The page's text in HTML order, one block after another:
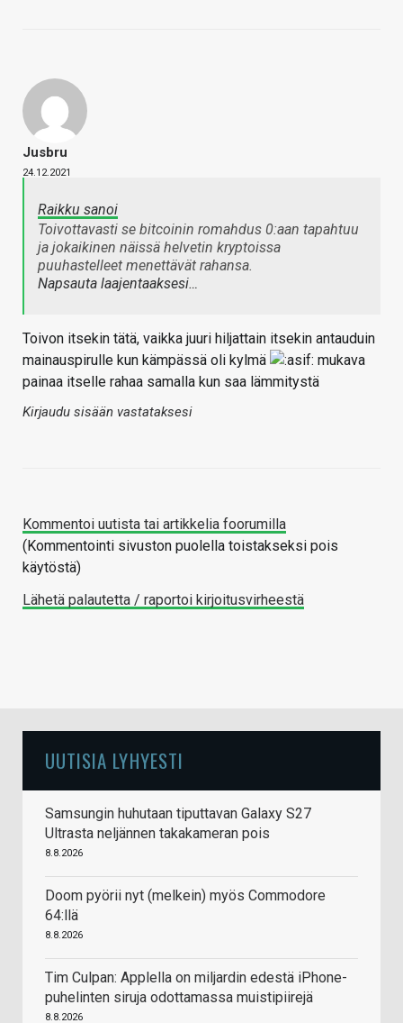
Jusbru
24.12.2021
Raikku sanoi
Toivottavasti se bitcoinin romahdus 0:aan tapahtuu
ja jokaikinen näissä helvetin kryptoissa
puuhastelleet menettävät rahansa.
Napsauta laajentaaksesi…
Toivon itsekin tätä, vaikka juuri hiljattain itsekin antauduin
mainauspirulle kun kämpässä oli kylmä
mukava
painaa itselle rahaa samalla kun saa lämmitystä
Kirjaudu sisään vastataksesi
Kommentoi uutista tai artikkelia foorumilla
(Kommentointi sivuston puolella toistakseksi pois
käytöstä)
Lähetä palautetta / raportoi kirjoitusvirheestä
UUTISIA LYHYESTI
Samsungin huhutaan tiputtavan Galaxy S27
Ultrasta neljännen takakameran pois
8.8.2026
Doom pyörii nyt (melkein) myös Commodore
64:llä
8.8.2026
Tim Culpan: Applella on miljardin edestä iPhone-
puhelinten siruja odottamassa muistipiirejä
8.8.2026